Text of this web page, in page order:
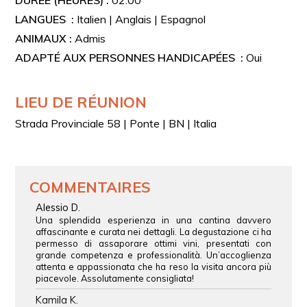
Une fois le parcours choisi (STANDARD ou PREMIUM),
vous pourrez communiquer ultérieurement votre
préférence entre LES BLANCS DU TABURNO ou LES
ROUGES DU TABURNO, ou bien TYPE A ou TYPE B.
FROMAGES
En accompagnement de vos dégustations, une planche
de charcuteries et fromages locaux sera servie,
LANGUES : Italien | Anglais | Espagnol
ANIMAUX : Admis
ADAPTÉ AUX PERSONNES HANDICAPÉES :Oui
LIEU DE RÉUNION
Strada Provinciale 58 | Ponte | BN | Italia
COMMENTAIRES
Alessio D.
Una splendida esperienza in una cantina davvero
affascinante e curata nei dettagli. La degustazione ci ha
permesso di assaporare ottimi vini, presentati con
grande competenza e professionalità. Un’accoglienza
attenta e appassionata che ha reso la visita ancora più
piacevole. Assolutamente consigliata!
Kamila K.